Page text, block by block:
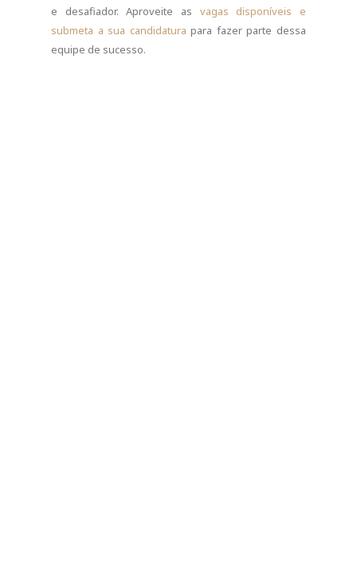
e desafiador. Aproveite as vagas disponíveis e
submeta a sua candidatura para fazer parte dessa
equipe de sucesso.